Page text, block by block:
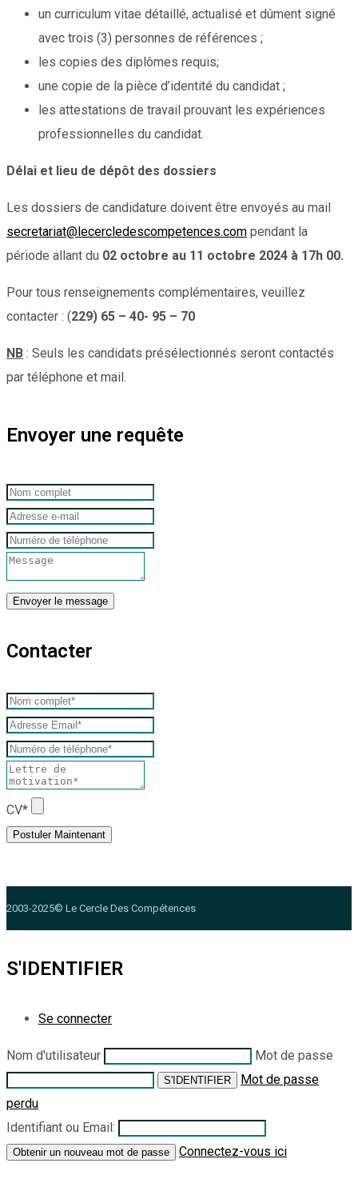
un curriculum vitae détaillé, actualisé et dûment signé
avec trois (3) personnes de références ;
les copies des diplômes requis;
une copie de la pièce d’identité du candidat ;
les attestations de travail prouvant les expériences
professionnelles du candidat.
Délai et lieu de dépôt des dossiers
Les dossiers de candidature doivent être envoyés au mail
secretariat@lecercledescompetences.com pendant la
période allant du 02 octobre au 11 octobre 2024 à 17h 00.
Pour tous renseignements complémentaires, veuillez
contacter : (229) 65 – 40- 95 – 70
NB : Seuls les candidats présélectionnés seront contactés
par téléphone et mail.
Envoyer une requête
Contacter
CV*
2003-2025© Le Cercle Des Compétences
S'IDENTIFIER
Se connecter
Nom d'utilisateur
Mot de passe
Mot de passe
perdu
Identifiant ou Email:
Connectez-vous ici